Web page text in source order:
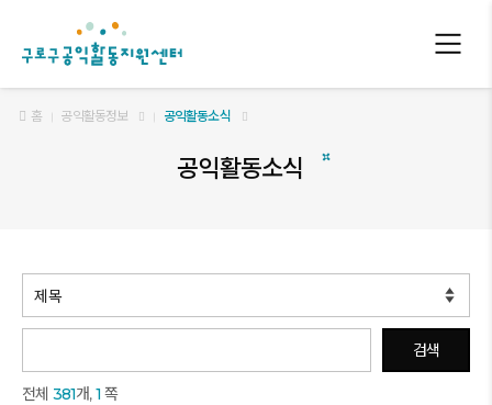
구로구 공익활동지원센터
홈 공익활동정보 공익활동소식
공익활동소식
검색
전체 381개,1쪽